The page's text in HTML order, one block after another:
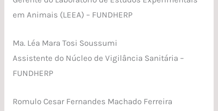
em Animais (LEEA) – FUNDHERP
Ma. Léa Mara Tosi Soussumi
Assistente do Núcleo de Vigilância Sanitária –
FUNDHERP
Romulo Cesar Fernandes Machado Ferreira